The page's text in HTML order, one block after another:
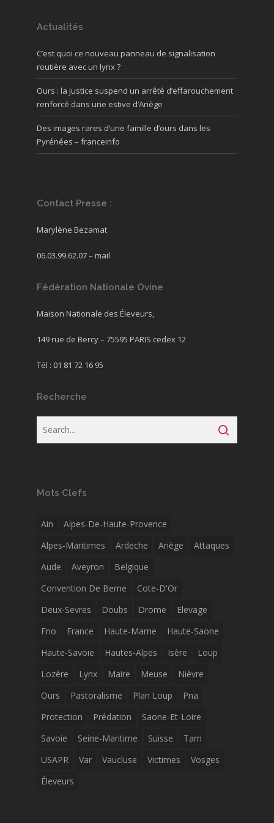
Actualités
C’est quoi ce nouveau panneau de signalisation
routière avec un lynx ?
Ours : la justice suspend un arrêté d’effarouchement
renforcé dans une estive d’Ariège
Des images rares d’une famille d’ours dans les
Pyrénées – franceinfo
Contact Presse :
Marylène Bezamat
06.03.99.62.07 – mail
Fédération Nationale Ovine
Maison Nationale des Éleveurs,
149 rue de Bercy – 75595 PARIS cedex 12
Tél : 01 81 72 16 95
Recherche
Mots Clefs
Ain
Alpes-De-Haute-Provence
Alpes-Maritimes
Ardeche Ariège
Attaques
Aude
Aveyron
Belgique
Convention De Berne
Cote-D'Or
Deux-Sevres
Doubs Drome
Elevage
Fno
France Haute-Marne
Haute-Saone
Haute-Savoie
Hautes-Alpes Isère
Loup
Lozère
Lynx Maire Meuse
Nièvre
Ours
Pastoralisme Plan Loup
Pna
Protection
Prédation
Saone-Et-Loire
Savoie
Seine-Maritime Suisse
Tarn
USAPR
Var Vaucluse Victimes
Vosges
Éleveurs